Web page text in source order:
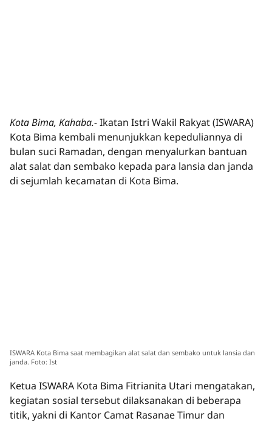
Kota Bima, Kahaba.-Ikatan Istri Wakil Rakyat (ISWARA)
Kota Bima kembali menunjukkan kepeduliannya di
bulan suci Ramadan, dengan menyalurkan bantuan
alat salat dan sembako kepada para lansia dan janda
di sejumlah kecamatan di Kota Bima.
ISWARA Kota Bima saat membagikan alat salat dan sembako untuk lansia dan
janda. Foto: Ist
Ketua ISWARA Kota Bima Fitrianita Utari mengatakan,
kegiatan sosial tersebut dilaksanakan di beberapa
titik, yakni di Kantor Camat Rasanae Timur dan